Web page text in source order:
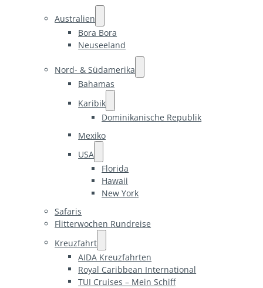
Australien
Bora Bora
Neuseeland
Nord- & Südamerika
Bahamas
Karibik
Dominikanische Republik
Mexiko
USA
Florida
Hawaii
New York
Safaris
Flitterwochen Rundreise
Kreuzfahrt
AIDA Kreuzfahrten
Royal Caribbean International
TUI Cruises – Mein Schiff